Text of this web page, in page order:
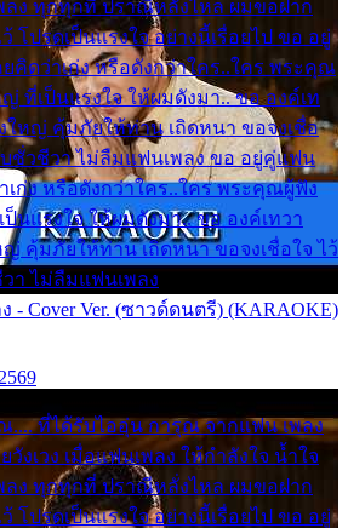
ลง ทุกทุกที่ ปราณีหลั่งไหล ผมขอฝาก
โปรดเป็นแรงใจ อย่างนี้เรื่อยไป ขอ อยู่
คิดว่าเก่ง หรือดังกว่าใคร..ใคร พระคุณ
ที่เป็นแรงใจ ให้ผมดังมา.. ขอ องค์เท
ใหญ่ คุ้มภัยให้ท่าน เถิดหนา ขอจงเชื่อ
บชั่วชีวา ไม่ลืมแฟนเพลง ขอ อยู่คู่แฟน
เก่ง หรือดังกว่าใคร..ใคร พระคุณผู้ฟัง
นแรงใจ ให้ผมดังมา.. ขอ องค์เทวา
คุ้มภัยให้ท่าน เถิดหนา ขอจงเชื่อใจ ไว้
า ไม่ลืมแฟนเพลง
Cover Ver. (ซาวด์ดนตรี) (KARAOKE)
ที่ได้รับไออุ่น การุณ จากแฟน เพลง
งเวง เมื่อแฟนเพลง ให้กำลังใจ น้ำใจ
ลง ทุกทุกที่ ปราณีหลั่งไหล ผมขอฝาก
โปรดเป็นแรงใจ อย่างนี้เรื่อยไป ขอ อยู่